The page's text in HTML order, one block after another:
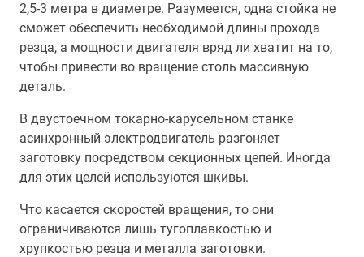
2,5-3 метра в диаметре. Разумеется, одна стойка не
сможет обеспечить необходимой длины прохода
резца, а мощности двигателя вряд ли хватит на то,
чтобы привести во вращение столь массивную
деталь.
В двустоечном токарно-карусельном станке
асинхронный электродвигатель разгоняет
заготовку посредством секционных цепей. Иногда
для этих целей используются шкивы.
Что касается скоростей вращения, то они
ограничиваются лишь тугоплавкостью и
хрупкостью резца и металла заготовки.